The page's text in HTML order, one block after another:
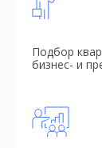
Подбор
бизнес- и